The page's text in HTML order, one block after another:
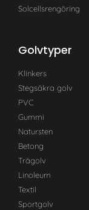
Solcellsrengöring
Golvtyper
Klinkers
Stegsäkra golv
PVC
Gummi
Natursten
Betong
Trägolv
Linoleum
Textil
Sportgolv